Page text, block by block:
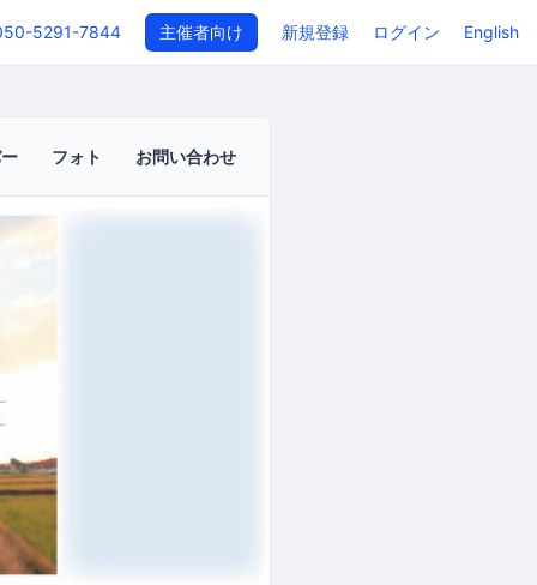
5291-7844 主催者向け 新規登録 ログイン English
フォト お問い合わせ